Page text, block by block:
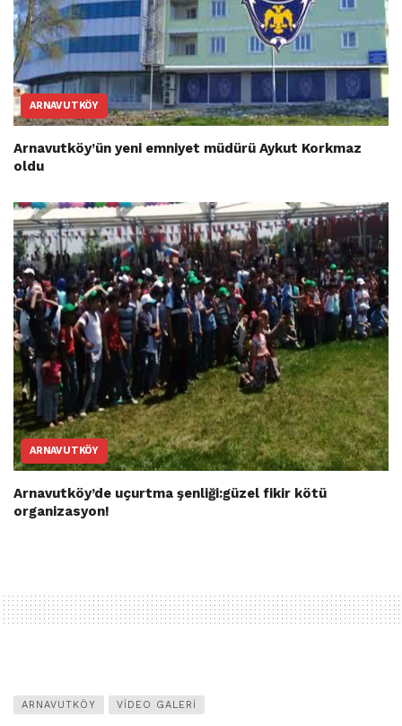
ARNAVUTKÖY
Arnavutköy’ün yeni emniyet müdürü Aykut Korkmaz
oldu
ARNAVUTKÖY
Arnavutköy’de uçurtma şenliği:güzel fikir kötü
organizasyon!
ARNAVUTKÖY VIDEO GALERI